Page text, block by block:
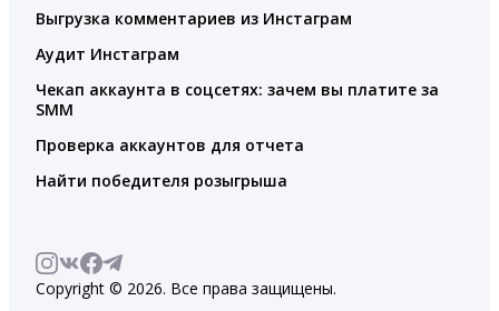
Выгрузка комментариев из Инстаграм
Аудит Инстаграм
Чекап аккаунта в соцсетях: зачем вы платите за
SMM
Проверка аккаунтов для отчета
Найти победителя розыгрыша
Copyright © 2026. Все права защищены.